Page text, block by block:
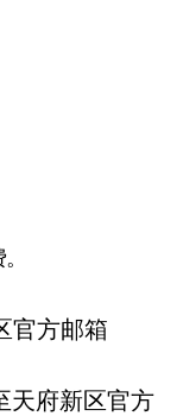
官方邮箱
天府新区官方